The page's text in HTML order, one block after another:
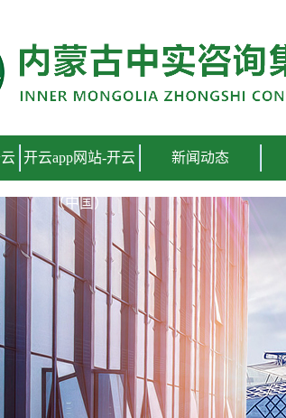
开云app网站-开云
（中国）
新闻动态